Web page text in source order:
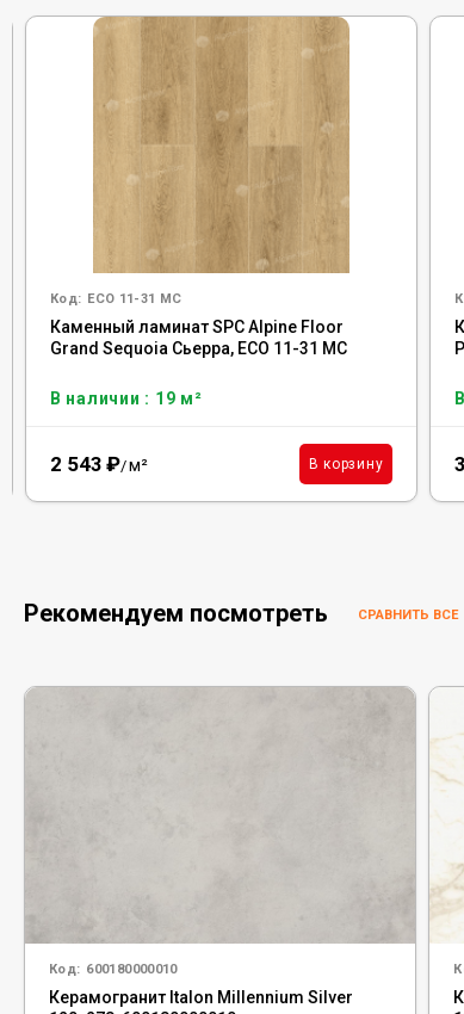
Код: ECO 11-31 MC
Каменный ламинат SPC Alpine Floor
Grand Sequoia Сьерра, ECO 11-31 MC
В наличии : 19 м²
2 543 ₽/м² В корзину
Рекомендуем посмотреть СРАВНИТЬ ВСЕ
Код: 600180000010
Керамогранит Italon Millennium Silver